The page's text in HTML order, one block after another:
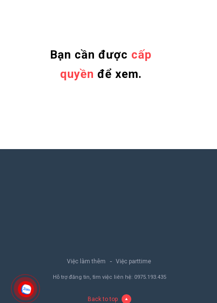
Bạn cần được cấp
quyền để xem.
Việc làm thêm Việc parttime
Hỗ trợ đăng tin, tìm việc liên hệ: 0975.193.435
Back to top